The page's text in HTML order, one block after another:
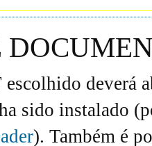
deverá
sido instalado
). Também é